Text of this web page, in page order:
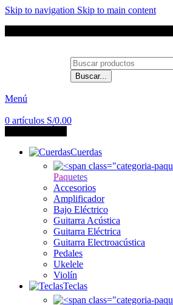
Skip to navigation Skip to main content
Buscar...
Menú
0 artículos S/0.00
Cuerdas
Paquetes
Accesorios
Amplificador
Bajo Eléctrico
Guitarra Acústica
Guitarra Eléctrica
Guitarra Electroacústica
Pedales
Ukelele
Violín
Teclas